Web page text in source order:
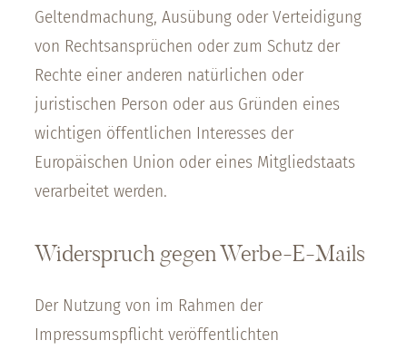
Geltendmachung, Ausübung oder Verteidigung
von Rechtsansprüchen oder zum Schutz der
Rechte einer anderen natürlichen oder
juristischen Person oder aus Gründen eines
wichtigen öffentlichen Interesses der
Europäischen Union oder eines Mitgliedstaats
verarbeitet werden.
Widerspruch gegen Werbe-E-Mails
Der Nutzung von im Rahmen der
Impressumspflicht veröffentlichten